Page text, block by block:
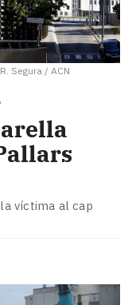
R. Segura / ACN
víctima al cap